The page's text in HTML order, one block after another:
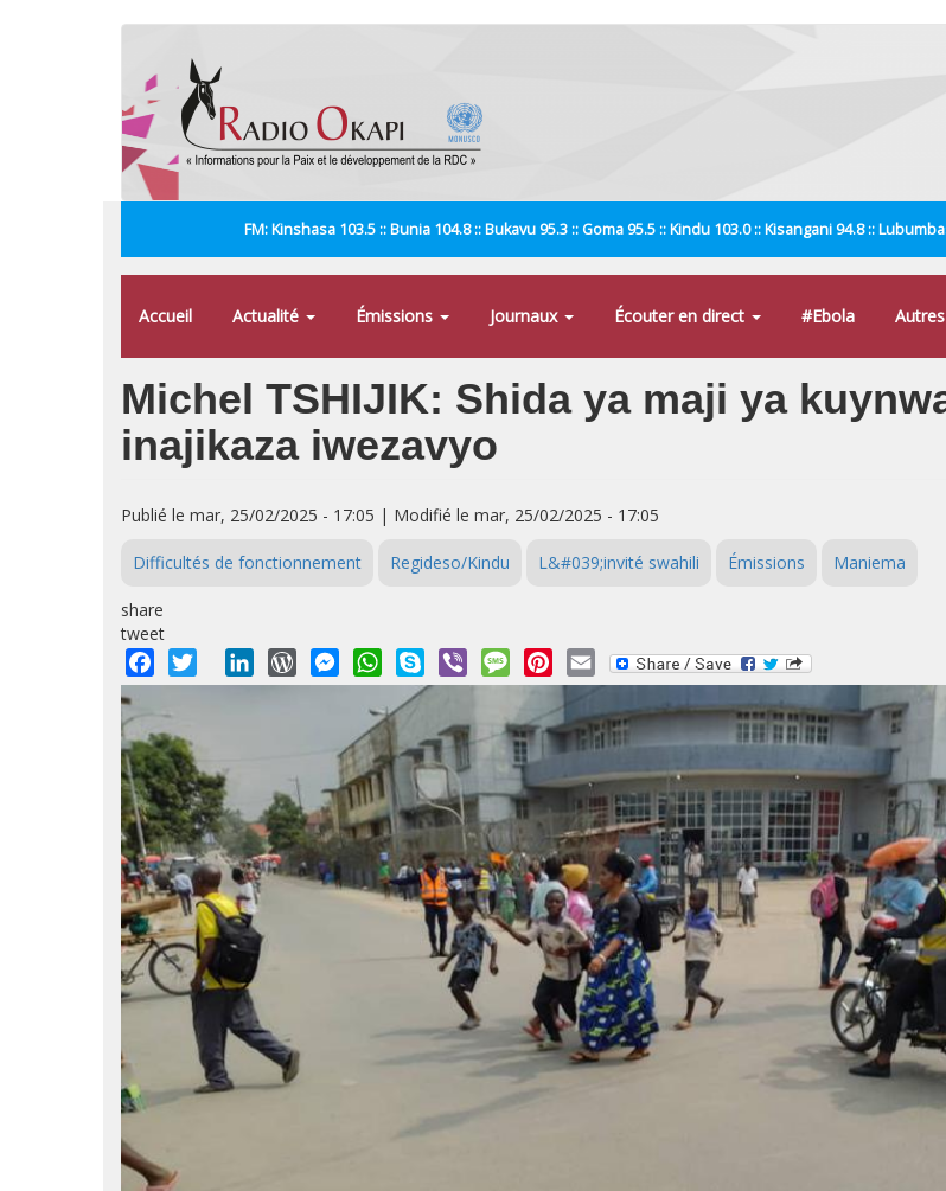
FM: Kinshasa 103.5 :: Bunia 104.8 :: Bukavu 95.3 :: Goma 95.5 :: Kindu 103.0 :: Kisangani 94.8 ::
Accueil Actualité Émissions Journaux Écouter en direct #Ebola Autres
Michel TSHIJIK: Shida ya maji ya
inajikaza iwezavyo
Publié le mar, 25/02/2025 - 17:05 | Modifié le mar, 25/02/2025 - 17:05
Difficultés de fonctionnement Regideso/Kindu L&#039;invité swahili Émissions Maniema
share
tweet
Facebook
Twitter LinkedInWordPressMessengerWhatsApp
Skype Viber MessagePinterest
Email